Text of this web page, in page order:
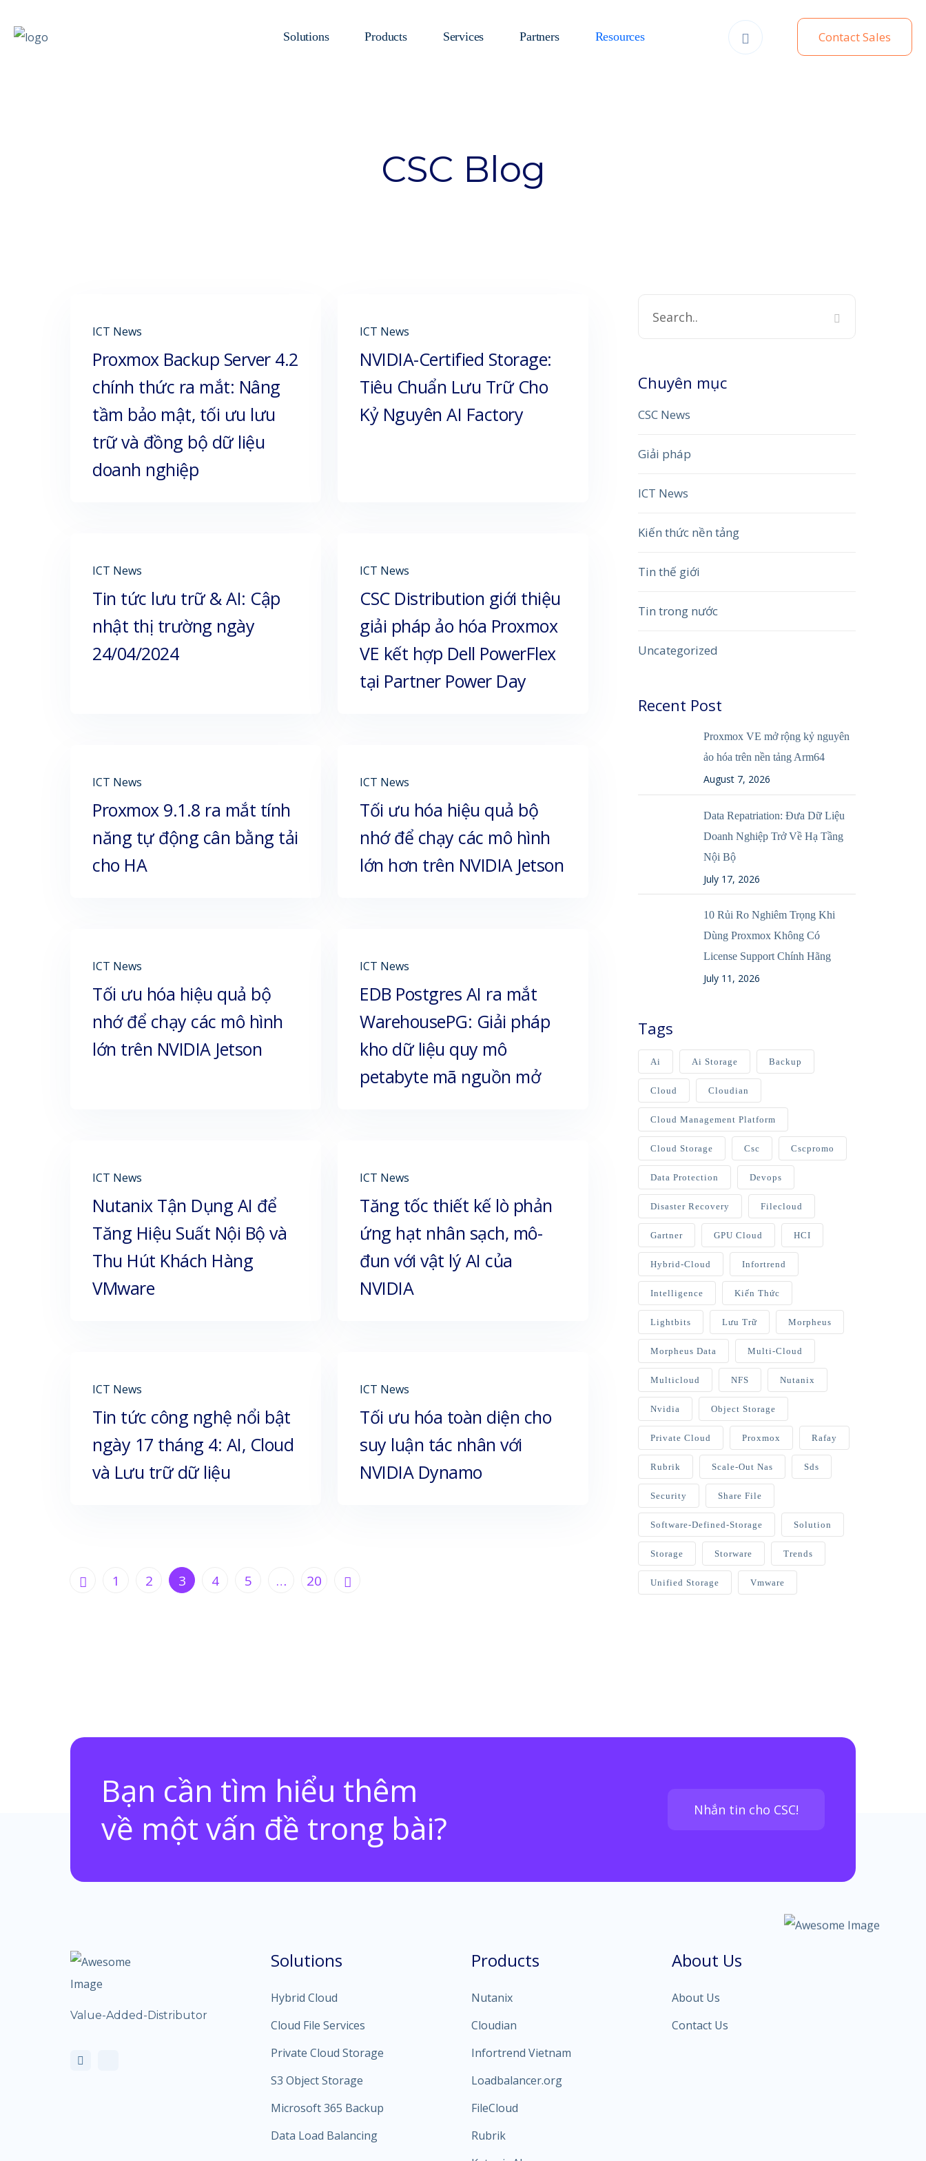
Contact Sales
Solutions Products Services Partners Resources
CSC Blog
ICT News
Proxmox Backup Server 4.2
chính thức ra mắt: Nâng
tầm bảo mật, tối ưu lưu
trữ và đồng bộ dữ liệu
doanh nghiệp
ICT News
NVIDIA-Certified Storage:
Tiêu Chuẩn Lưu Trữ Cho
Kỷ Nguyên AI Factory
ICT News
Tin tức lưu trữ & AI: Cập
nhật thị trường ngày
24/04/2024
ICT News
CSC Distribution giới thiệu
giải pháp ảo hóa Proxmox
VE kết hợp Dell PowerFlex
tại Partner Power Day
ICT News
Proxmox 9.1.8 ra mắt tính
năng tự động cân bằng tải
cho HA
ICT News
Tối ưu hóa hiệu quả bộ
nhớ để chạy các mô hình
lớn hơn trên NVIDIA Jetson
ICT News
Tối ưu hóa hiệu quả bộ
nhớ để chạy các mô hình
lớn trên NVIDIA Jetson
ICT News
EDB Postgres AI ra mắt
WarehousePG: Giải pháp
kho dữ liệu quy mô
petabyte mã nguồn mở
ICT News
Nutanix Tận Dụng AI để
Tăng Hiệu Suất Nội Bộ và
Thu Hút Khách Hàng
VMware
ICT News
Tăng tốc thiết kế lò phản
ứng hạt nhân sạch, mô-
đun với vật lý AI của
NVIDIA
ICT News
Tin tức công nghệ nổi bật
ngày 17 tháng 4: AI, Cloud
và Lưu trữ dữ liệu
ICT News
Tối ưu hóa toàn diện cho
suy luận tác nhân với
NVIDIA Dynamo
1 2 3 4 5 … 20
Chuyên mục
CSC News
Giải pháp
ICT News
Kiến thức nền tảng
Tin thế giới
Tin trong nước
Uncategorized
Recent Post
Proxmox VE mở rộng kỷ nguyên
ảo hóa trên nền tảng Arm64
August 7, 2026
Data Repatriation: Đưa Dữ Liệu
Doanh Nghiệp Trở Về Hạ Tầng
Nội Bộ
July 17, 2026
10 Rủi Ro Nghiêm Trọng Khi
Dùng Proxmox Không Có
License Support Chính Hãng
July 11, 2026
Tags
Ai Ai Storage Backup
Cloud Cloudian
Cloud Management Platform
Cloud Storage Csc Cscpromo
Data Protection Devops
Disaster Recovery Filecloud
Gartner GPU Cloud HCI
Hybrid-Cloud Infortrend
Intelligence Kiến Thức
Lightbits Lưu Trữ Morpheus
Morpheus Data Multi-Cloud
Multicloud NFS Nutanix
Nvidia Object Storage
Private Cloud Proxmox Rafay
Rubrik Scale-Out Nas Sds
Security Share File
Software-Defined-Storage Solution
Storage Storware Trends
Unified Storage Vmware
Bạn cần tìm hiểu thêm
về một vấn đề trong bài?
Nhắn tin cho CSC!
Value-Added-Distributor
Solutions
Hybrid Cloud
Cloud File Services
Private Cloud Storage
S3 Object Storage
Microsoft 365 Backup
Data Load Balancing
Products
Nutanix
Cloudian
Infortrend Vietnam
Loadbalancer.org
FileCloud
Rubrik
About Us
About Us
Contact Us